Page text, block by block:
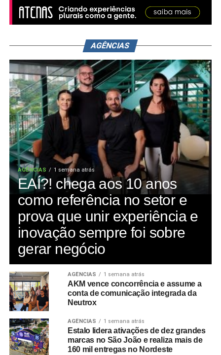
AGÊNCIAS
AGÊNCIAS 1 semana atrás
EAÍ?! chega aos 10 anos
como referência no setor e
prova que unir experiência e
inovação sempre foi sobre
gerar negócio
AGÊNCIAS 1 semana atrás
AKM vence concorrência e assume a
conta de comunicação integrada da
Neutrox
AGÊNCIAS 1 semana atrás
Estalo lidera ativações de dez grandes
marcas no São João e realiza mais de
160 mil entregas no Nordeste